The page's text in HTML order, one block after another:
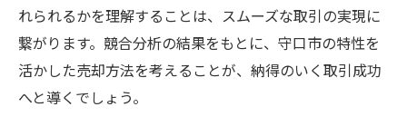
れられるかを理解することは、スムーズな取引の実現に
繋がります。競合分析の結果をもとに、守口市の特性を
活かした売却方法を考えることが、納得のいく取引成功
へと導くでしょう。